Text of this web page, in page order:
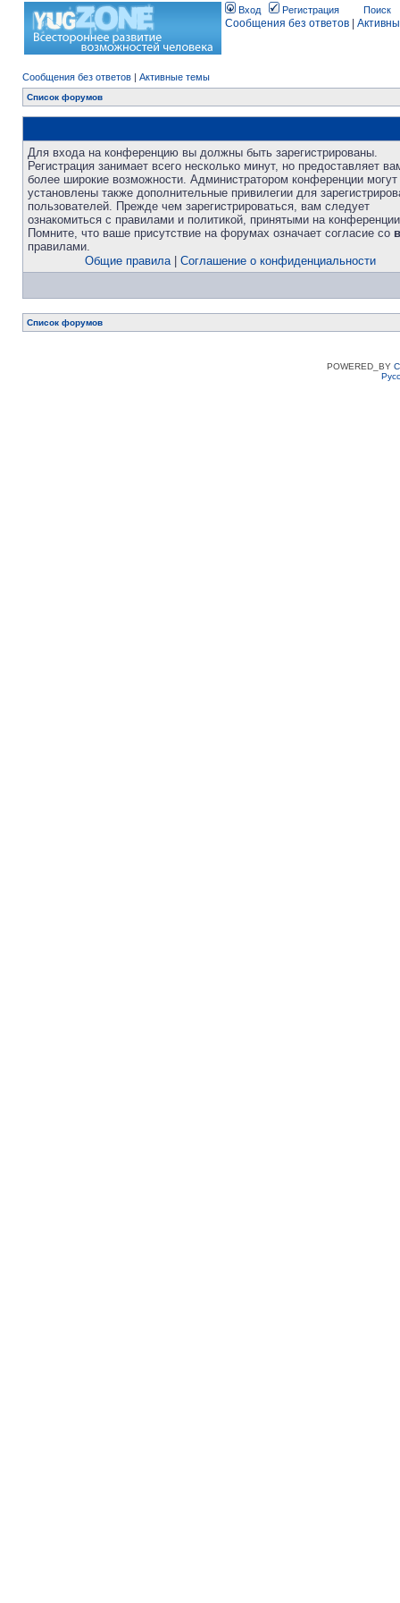
Вход Регистрация Поиск
Сообщения без ответов
Сообщения без ответов | Активные темы
Список форумов
Для входа на конференцию вы должны быть зарегистрированы.
Регистрация занимает всего несколько минут, но предоставляет
более широкие возможности. Администратором конференции
установлены также дополнительные привилегии для
пользователей. Прежде чем зарегистрироваться, вам следует
ознакомиться с правилами и политикой, принятыми на
Помните, что ваше присутствие на форумах означает согласие со
правилами.
Общие правила| Соглашение о конфиденциальности
Список форумов
POWERED_BY